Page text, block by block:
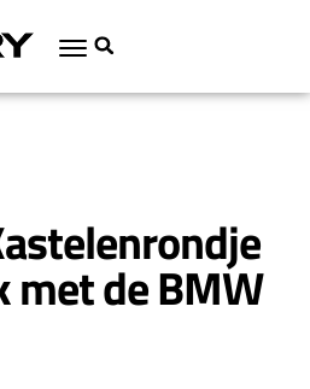
met de BMW